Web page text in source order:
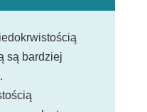
są bardziej